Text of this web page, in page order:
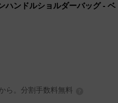
ハンドルショルダーバッグ- ベ
ら。分割手数料無料